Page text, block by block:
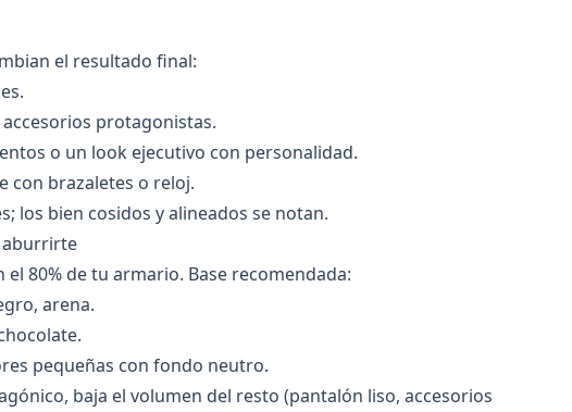
el resultado final:
protagonistas.
o un look ejecutivo con personalidad.
con brazaletes o reloj.
los bien cosidos y alineados se notan.
aburrirte
80% de tu armario. Base recomendada:
arena.
pequeñas con fondo neutro.
baja el volumen del resto (pantalón liso, accesorios